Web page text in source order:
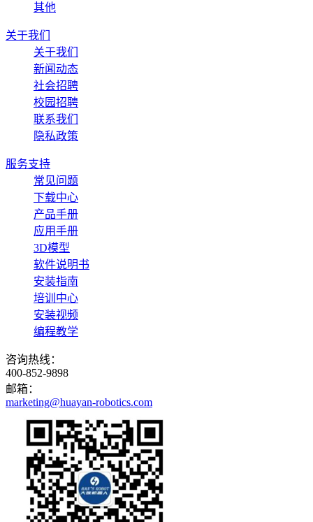
其他
关于我们
关于我们
新闻动态
社会招聘
校园招聘
联系我们
隐私政策
服务支持
常见问题
下载中心
产品手册
应用手册
3D模型
软件说明书
安装指南
培训中心
安装视频
编程教学
咨询热线：
400-852-9898
邮箱：
marketing@huayan-robotics.com